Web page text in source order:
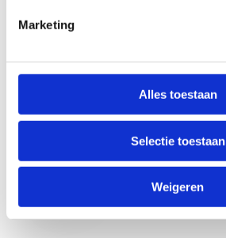
Marketing
Alles toestaan
Selectie toestaan
Weigeren
Anti-Robot Verification
Click to start verification
Verzend